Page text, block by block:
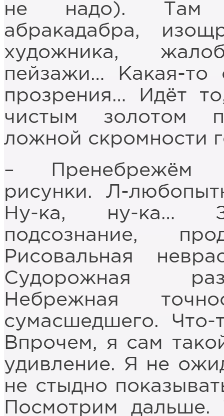
не надо). Там
абракадабра,
художника,
пейзажи… Какая-то
прозрения… Идёт
чистым золотом
ложной скромности
– Пренебрежём
рисунки. Л-
Ну-ка, ну-ка…
подсознание,
Рисовальная
Судорожная
Небрежная
сумасшедшего.
Впрочем, я сам
удивление. Я не
не стыдно
Посмотрим